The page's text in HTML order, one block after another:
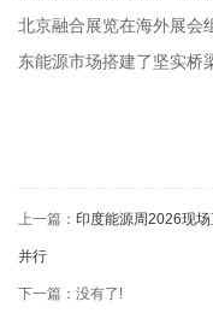
北京融合展览在海外展会
东能源市场搭建了坚实桥
上一篇： 印度能源周2026现
并行
下一篇：没有了!